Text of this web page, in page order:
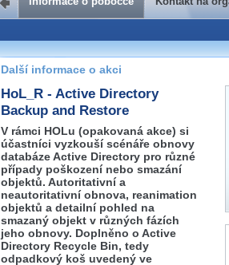
Kontakt na
Pokud máte jakýkoliv dotaz na
prosím neváhejte nás kontaktovat na e-
praha@wug.cz
Další informace o akci
HoL_R - Active Directory
Backup and Restore
V rámci HOLu (opakovaná akce) si
účastníci vyzkouší scénáře obnovy
databáze Active Directory pro různé
případy poškození nebo smazání
objektů. Autoritativní a
neautoritativní obnova, reanimation
objektů a detailní pohled na
smazaný objekt v různých fázích
jeho obnovy. Doplněno o Active
Directory Recycle Bin, tedy
odpadkový koš uvedený ve